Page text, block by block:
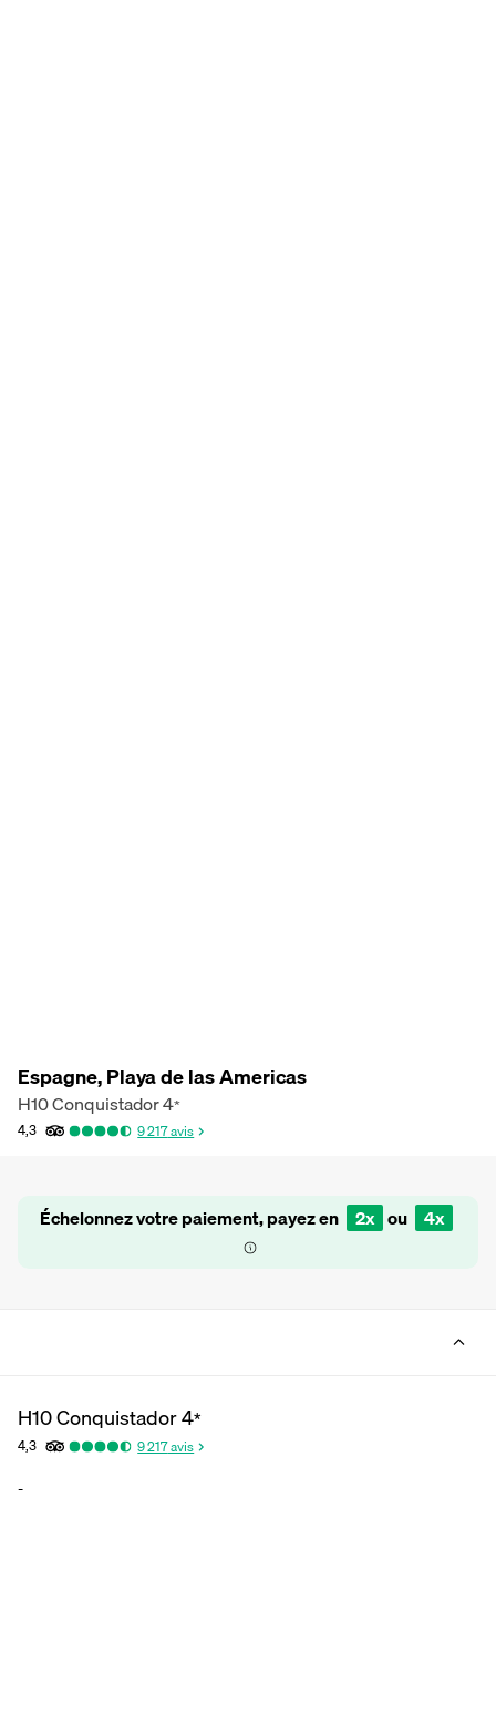
Espagne, Playa de las Americas
H10 Conquistador4*
4,3 9 217avis
Échelonnez votre paiement, payez en 2x ou 4x
H10 Conquistador4*
4,3 9 217avis
-